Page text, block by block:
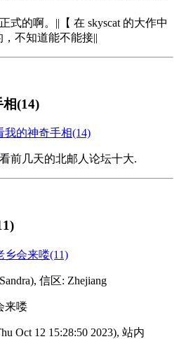
式的啊。||【 在 skyscat 的大作中
不知道能不能接||
(14)
我的神奇手相(14)
前几天的北邮人论坛十大.
乡会来喽(11)
信区: Zhejiang
来喽
Oct 12 15:28:50 2023), 站内